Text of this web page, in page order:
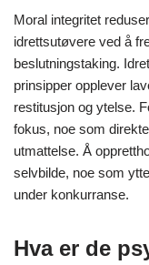
Moral integritet
idrettsutøvere ved å
beslutningstaking.
prinsipper opplever
restitusjon og ytelse.
fokus, noe som
utmattelse. Å
selvbilde, noe som
under konkurranse.
Hva er de